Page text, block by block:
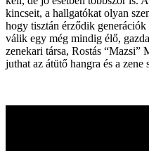
kincseit, a hallgatókat olyan
hogy tisztán érződik
válik egy még mindig élő,
zenekari társa, Rostás
juthat az átütő hangra és a zene